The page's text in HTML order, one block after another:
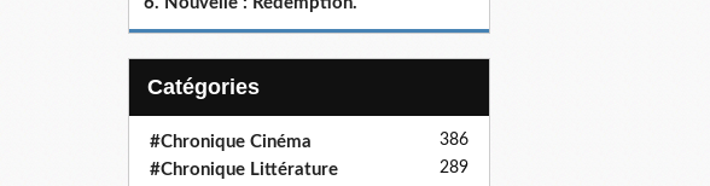
Catégories
#Chronique Cinéma 386
#Chronique Littérature 289